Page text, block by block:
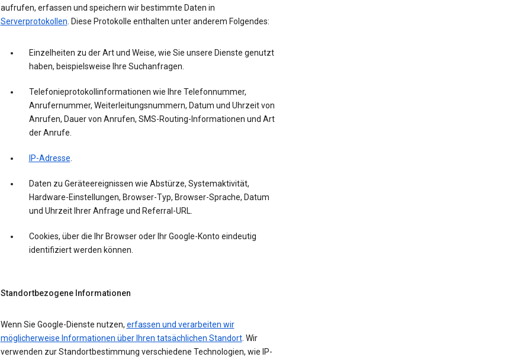
aufrufen, erfassen und speichern wir bestimmte Daten in
Serverprotokollen. Diese Protokolle enthalten unter anderem Folgendes:
Einzelheiten zu der Art und Weise, wie Sie unsere Dienste genutzt
haben, beispielsweise Ihre Suchanfragen.
Telefonieprotokollinformationen wie Ihre Telefonnummer,
Anrufernummer, Weiterleitungsnummern, Datum und Uhrzeit von
Anrufen, Dauer von Anrufen, SMS-Routing-Informationen und Art
der Anrufe.
IP-Adresse.
Daten zu Geräteereignissen wie Abstürze, Systemaktivität,
Hardware-Einstellungen, Browser-Typ, Browser-Sprache, Datum
und Uhrzeit Ihrer Anfrage und Referral-URL.
Cookies, über die Ihr Browser oder Ihr Google-Konto eindeutig
identifiziert werden können.
Standortbezogene Informationen
Wenn Sie Google-Dienste nutzen, erfassen und verarbeiten wir
möglicherweise Informationen über Ihren tatsächlichen Standort. Wir
verwenden zur Standortbestimmung verschiedene Technologien, wie IP-